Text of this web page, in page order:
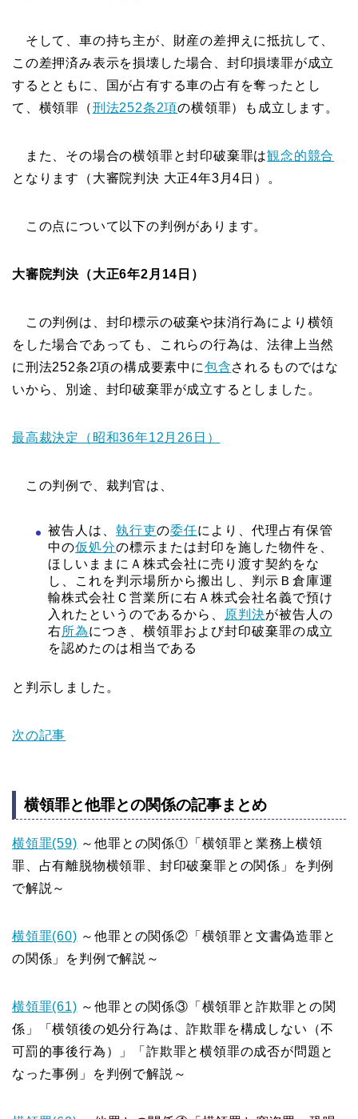
そして、車の持ち主が、財産の差押えに抵抗して、
この差押済み表示を損壊した場合、封印損壊罪が成立
するとともに、国が占有する車の占有を奪ったとし
て、横領罪（刑法252条2項の横領罪）も成立します。
また、その場合の横領罪と封印破棄罪は観念的競合
となります（大審院判決 大正4年3月4日）。
この点について以下の判例があります。
大審院判決（大正6年2月14日）
この判例は、封印標示の破棄や抹消行為により横領
をした場合であっても、これらの行為は、法律上当然
に刑法252条2項の構成要素中に包含されるものではな
いから、別途、封印破棄罪が成立するとしました。
最高裁決定（昭和36年12月26日）
この判例で、裁判官は、
被告人は、 執行吏の委任により、代理占有保管
中の仮処分の標示または封印を施した物件を、
ほしいままにＡ株式会社に売り渡す契約をな
し、これを判示場所から搬出し、判示Ｂ倉庫運
輸株式会社Ｃ営業所に右Ａ株式会社名義で預け
入れたというのであるから、
原判決が被告人の
右所為につき、横領罪および封印破棄罪の成立
を認めたのは相当である
と判示しました。
次の記事
横領罪と他罪との関係の記事まとめ
横領罪(59) ～他罪との関係①「横領罪と業務上横領
罪、占有離脱物横領罪、封印破棄罪との関係」を判例
で解説～
横領罪(60) ～他罪との関係②「横領罪と文書偽造罪と
の関係」を判例で解説～
横領罪(61) ～他罪との関係③「横領罪と詐欺罪との関
係」「横領後の処分行為は、詐欺罪を構成しない（不
可罰的事後行為）」「詐欺罪と横領罪の成否が問題と
なった事例」を判例で解説～